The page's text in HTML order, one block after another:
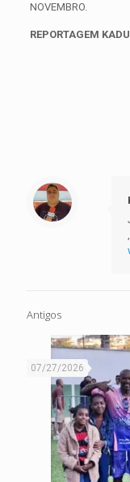
NOVEMBRO.
REPORTAGEM
Antigos
07/27/2026